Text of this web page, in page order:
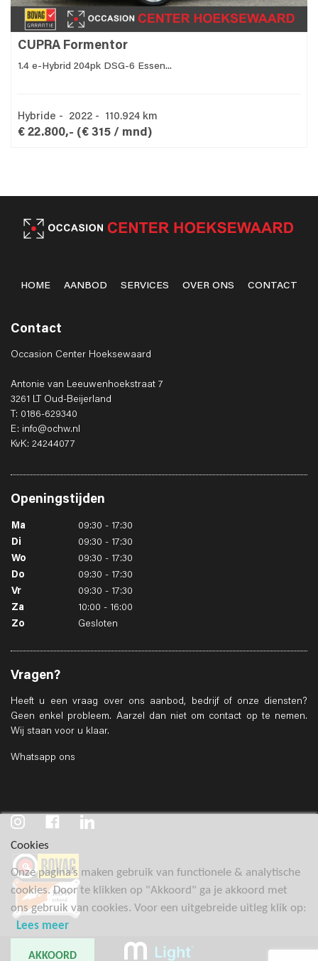
CUPRA Formentor
1.4 e-Hybrid 204pk DSG-6 Essen...
Hybride - 2022 - 110.924 km
€ 22.800,- (€ 315 / mnd)
HOME AANBOD SERVICES OVER ONS CONTACT
Contact
Occasion Center Hoeksewaard
Antonie van Leeuwenhoekstraat 7
3261 LT Oud-Beijerland
T: 0186-629340
E: info@ochw.nl
KvK: 24244077
Openingstijden
Ma
09:30 - 17:30
Di
09:30 - 17:30
Wo
09:30 - 17:30
Do
09:30 - 17:30
Vr
09:30 - 17:30
Za
10:00 - 16:00
Zo
Gesloten
Vragen?
Heeft u een vraag over ons aanbod, bedrijf of onze diensten?
Geen enkel probleem. Aarzel dan niet om contact op te nemen.
Wij staan voor u klaar.
Whatsapp ons
Cookies
Onze pagina’s maken gebruik van functionele & analytische
cookies. Door te klikken op "Akkoord" ga je akkoord met
ons gebruik van cookies. Voor een uitgebreide uitleg klik op:
Lees meer
AKKOORD